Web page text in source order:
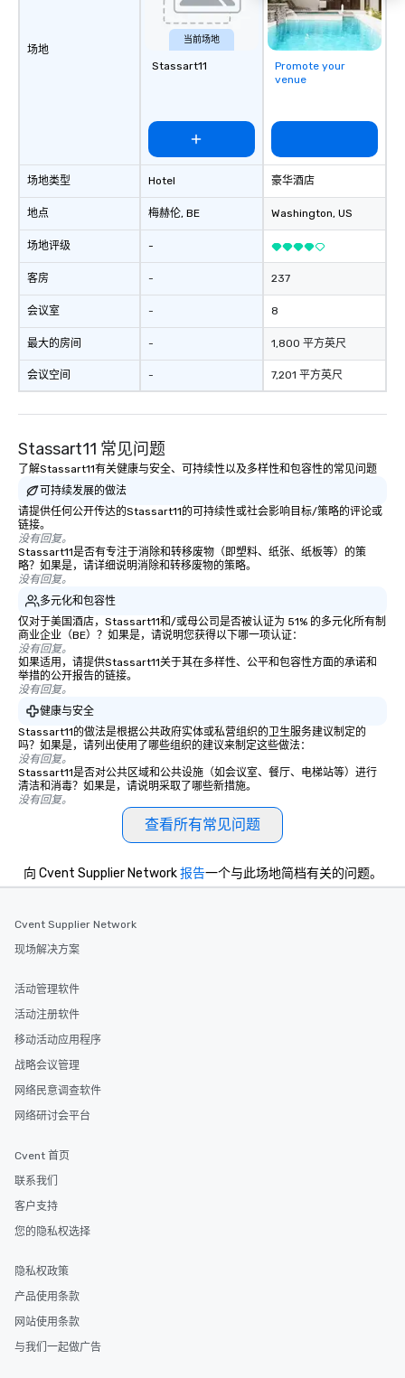
场地
场地类型
地点
场地评级
客房
会议室
最大的房间
会议空间
当前场地
Stassart11
Hotel
梅赫伦, BE
-
-
-
-
-
Promote your
venue
豪华酒店
Washington, US
237
8
1,800 平方英尺
7,201 平方英尺
Stassart11 常见问题
了解Stassart11有关健康与安全、可持续性以及多样性和包容性的常见问题
可持续发展的做法
请提供任何公开传达的Stassart11的可持续性或社会影响目标/策略的评论或
链接。
没有回复。
Stassart11是否有专注于消除和转移废物（即塑料、纸张、纸板等）的策
略？如果是，请详细说明消除和转移废物的策略。
没有回复。
多元化和包容性
仅对于美国酒店，Stassart11和/或母公司是否被认证为 51% 的多元化所有制
商业企业（BE）？如果是，请说明您获得以下哪一项认证：
没有回复。
如果适用，请提供Stassart11关于其在多样性、公平和包容性方面的承诺和
举措的公开报告的链接。
没有回复。
健康与安全
Stassart11的做法是根据公共政府实体或私营组织的卫生服务建议制定的
吗？如果是，请列出使用了哪些组织的建议来制定这些做法：
没有回复。
Stassart11是否对公共区域和公共设施（如会议室、餐厅、电梯站等）进行
清洁和消毒？如果是，请说明采取了哪些新措施。
没有回复。
查看所有常见问题
向 Cvent Supplier Network报告一个与此场地简档有关的问题。
Cvent Supplier Network
现场解决方案
活动管理软件
活动注册软件
移动活动应用程序
战略会议管理
网络民意调查软件
网络研讨会平台
Cvent 首页
联系我们
客户支持
您的隐私权选择
隐私权政策
产品使用条款
网站使用条款
与我们一起做广告